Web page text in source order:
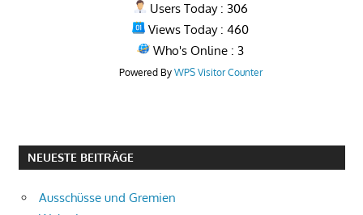
Users Today : 306
Views Today : 460
Who's Online : 3
Powered By WPS Visitor Counter
NEUESTE BEITRÄGE
Ausschüsse und Gremien